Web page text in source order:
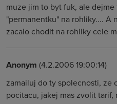
muze jim to byt fuk, ale
"permanentku" na rohliky.... A
zacalo chodit na rohliky cele
Anonym (4.2.2006 19:00:14)
zamailuj do ty spolecnosti, ze
pocitacu, jakej mas zvolit tarif,